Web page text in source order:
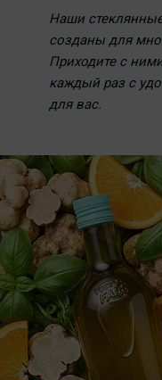
Наши
созданы для
Приходите с
каждый раз с
для вас.